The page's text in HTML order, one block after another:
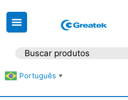
Português ▼